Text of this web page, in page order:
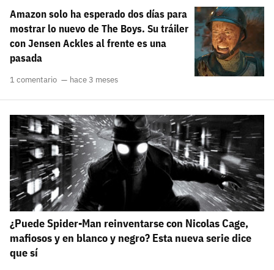
Amazon solo ha esperado dos días para
mostrar lo nuevo de The Boys. Su tráiler
con Jensen Ackles al frente es una
pasada
1 comentario hace 3 meses
¿Puede Spider-Man reinventarse con Nicolas Cage,
mafiosos y en blanco y negro? Esta nueva serie dice
que sí